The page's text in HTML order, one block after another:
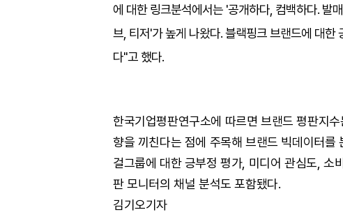
에 대한 링크분석에서는 '공개하다, 컴백하다. 발
브, 티저'가 높게 나왔다. 블랙핑크 브랜드에 대
다"고 했다.
한국기업평판연구소에 따르면 브랜드 평판지
향을 끼친다는 점에 주목해 브랜드 빅데이터
걸그룹에 대한 긍부정 평가, 미디어 관심도, 소
판 모니터의 채널 분석도 포함됐다.
김기오기자